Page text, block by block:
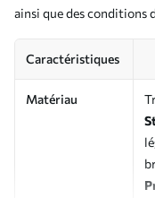
ainsi que des conditions
Caractéristiques
Matériau